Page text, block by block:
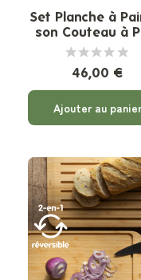
Set Planche à
son Couteau à
46,00 €
Ajouter au panier